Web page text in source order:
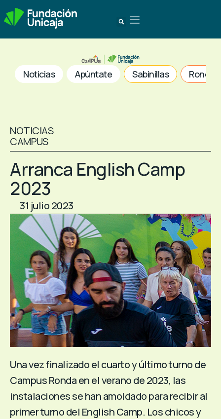
Noticias Apúntate Sabinillas Ronda
NOTICIAS
CAMPUS
Arranca English Camp
2023
31 julio 2023
Una vez finalizado el cuarto y último turno de
Campus Ronda en el verano de 2023, las
instalaciones se han amoldado para recibir al
primer turno del English Camp. Los chicos y